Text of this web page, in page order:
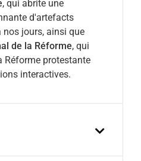
, qui abrite une
d'artefacts
jours, ainsi que
de la Réforme, qui
Réforme protestante
interactives.